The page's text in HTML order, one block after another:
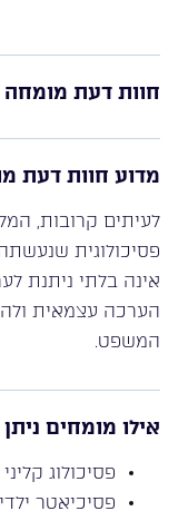
חוות דעת מומחה
מדוע חוות דעת
לעיתים קרובות,
פסיכולוגית
אינה בלתי ניתנת
הערכה עצמאית
המשפט.
אילו מומחים
פסיכולוג
פסיכיאטר